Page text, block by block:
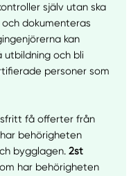
själv utan ska
dokumenteras
kan
utbildning och bli
personer som
få offerter från
behörigheten
bygglagen.2st
har behörigheten